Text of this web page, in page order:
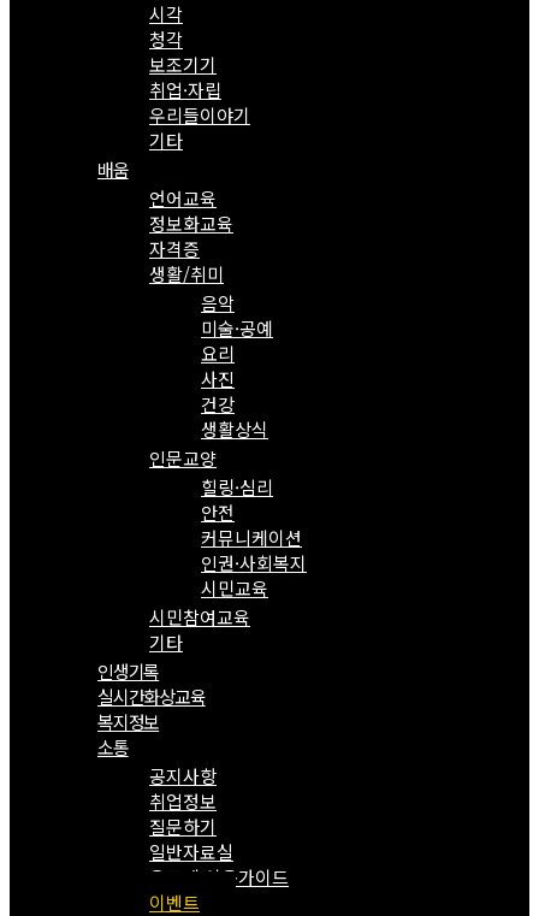
시각
청각
보조기기
취업·자립
우리들이야기
기타
배움
언어교육
정보화교육
자격증
생활/취미
음악
미술·공예
요리
사진
건강
생활상식
인문교양
힐링·심리
안전
커뮤니케이션
인권·사회복지
시민교육
시민참여교육
기타
인생기록
실시간화상교육
복지정보
소통
공지사항
취업정보
질문하기
일반자료실
온도계 이용가이드
이벤트